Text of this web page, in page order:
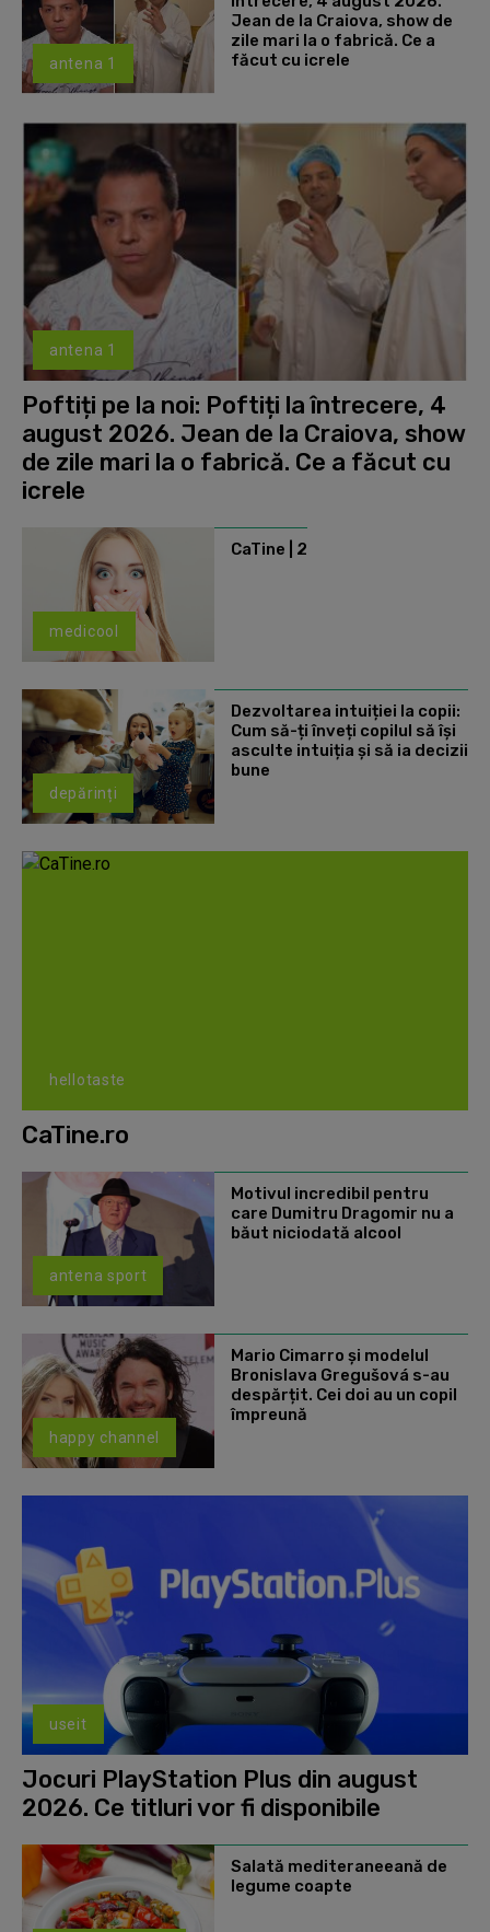
antena 1
Jean de la Craiova, show de
zile mari la o fabrică. Ce a
făcut cu icrele
antena 1
Poftiți pe la noi: Poftiți la întrecere, 4
august 2026. Jean de la Craiova, show
de zile mari la o fabrică. Ce a făcut cu
icrele
medicool
CaTine | 2
depărinți
Dezvoltarea intuiției la copii:
Cum să-ți înveți copilul să își
asculte intuiția și să ia decizii
bune
hellotaste
CaTine.ro
antena sport
Motivul incredibil pentru
care Dumitru Dragomir nu a
băut niciodată alcool
happy channel
Mario Cimarro și modelul
Bronislava Gregušová s-au
despărțit. Cei doi au un copil
împreună
useit
Jocuri PlayStation Plus din august
2026. Ce titluri vor fi disponibile
Salată mediteraneeană de
legume coapte